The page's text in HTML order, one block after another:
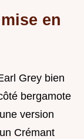
en
Grey bien
bergamote
version
Crémant